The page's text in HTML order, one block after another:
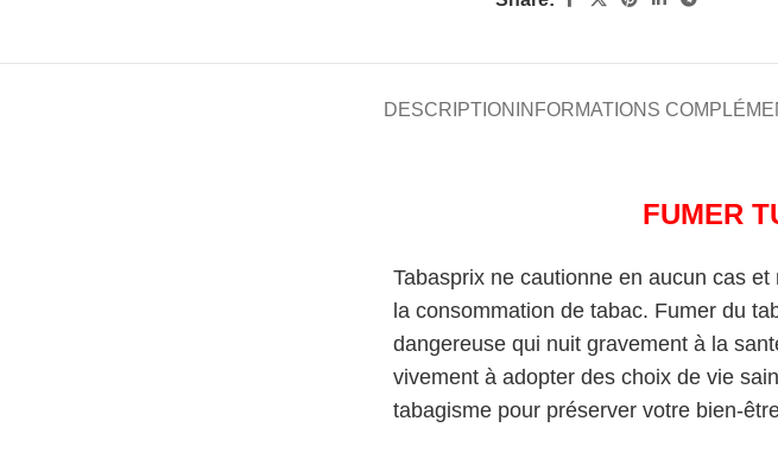
DESCRIPTION INFORMATIONS
FUMER
Tabasprix ne cautionne en aucun cas et
la consommation de tabac. Fumer du
dangereuse qui nuit gravement à la
vivement à adopter des choix de vie
tabagisme pour préserver votre bien-